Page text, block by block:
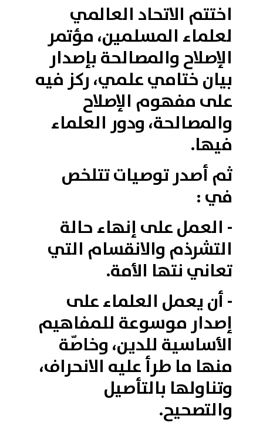
اختتم الاتحاد العالمي
لعلماء المسلمين، مؤتمر
الإصلاح والمصالحة بإصدار
بيان ختامي علمي، ركز فيه
على مفهوم الإصلاح
والمصالحة، ودور العلماء
فيها.
ثم أصدر توصيات تتلخص
في :
- العمل على إنهاء حالة
التشرذم والانقسام التي
تعاني نتها الأمة.
- أن يعمل العلماء على
إصدار موسوعة للمفاهيم
الأساسية للدين، وخاصّة
منها ما طرأ عليه الانحراف،
وتناولها بالتأصيل
والتصحيح.